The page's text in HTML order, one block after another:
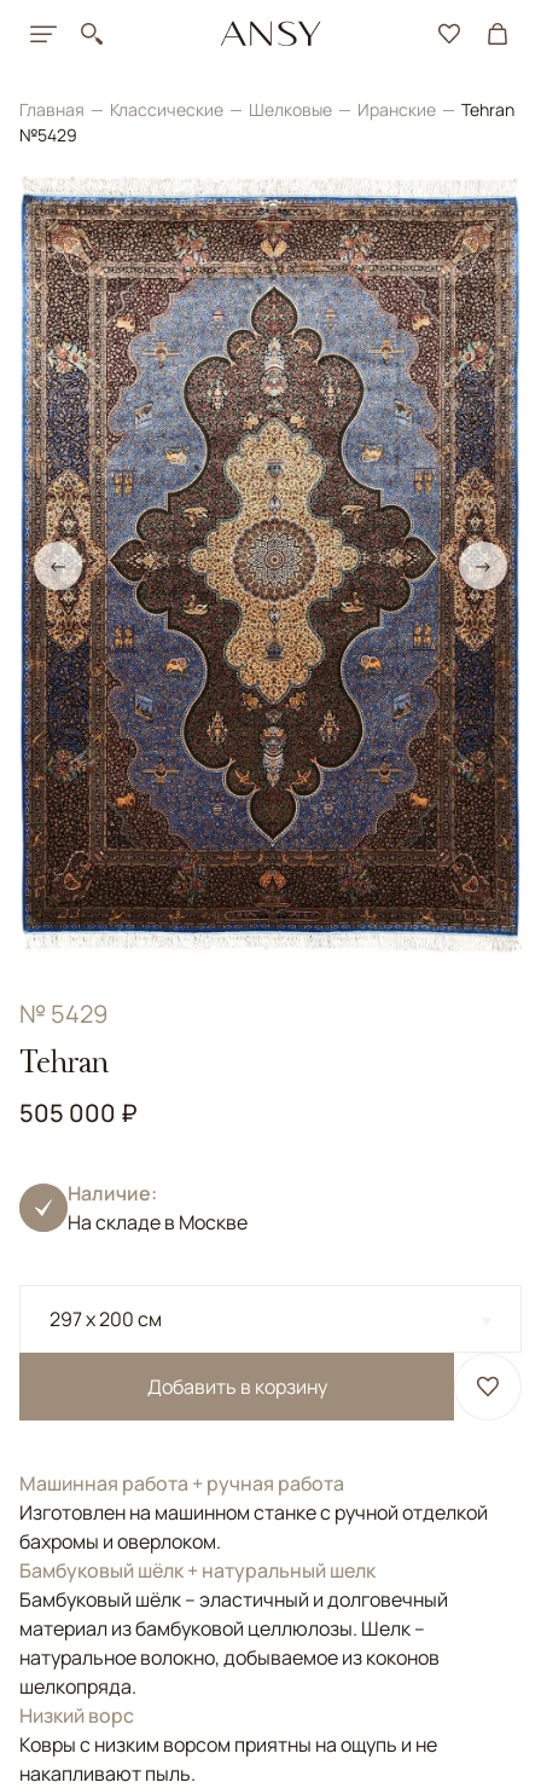
Главная Классические Шелковые Иранские
Tehran
№5429
← →
№ 5429
Tehran
505 000 ₽
Наличие:
На складе в Москве
297 x 200 см
Добавить в корзину
Машинная работа + ручная работа
Изготовлен на машинном станке с ручной отделкой
бахромы и оверлоком.
Бамбуковый шёлк + натуральный шелк
Бамбуковый шёлк – эластичный и долговечный
материал из бамбуковой целлюлозы. Шелк –
натуральное волокно, добываемое из коконов
шелкопряда.
Низкий ворс
Ковры с низким ворсом приятны на ощупь и не
накапливают пыль.